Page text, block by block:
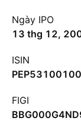
Ngày IPO
13 thg 12,
ISIN
FIGI